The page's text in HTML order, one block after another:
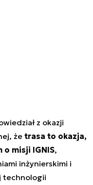
z okazji
że trasa to okazja,
o misji IGNIS,
inżynierskimi i
technologii